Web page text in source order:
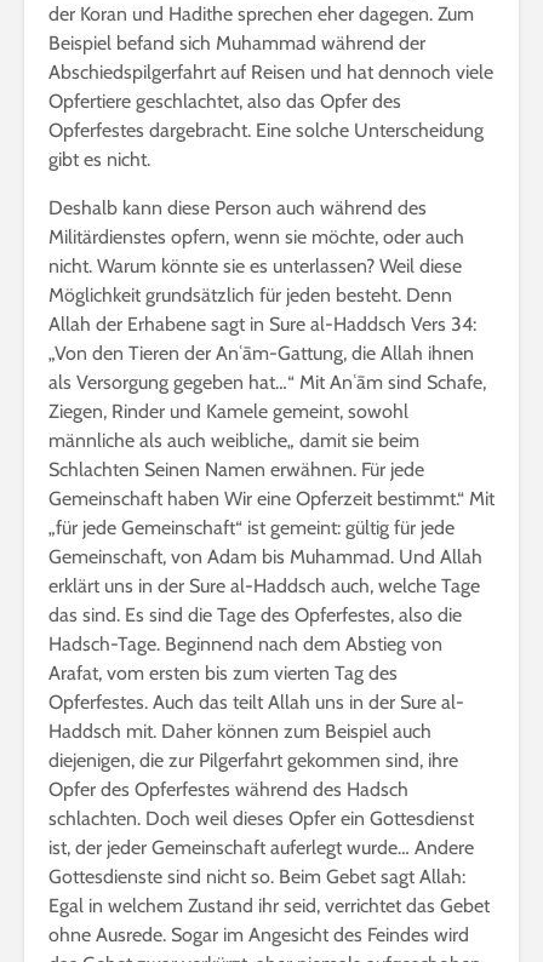
der Koran und Hadithe sprechen eher dagegen. Zum
Beispiel befand sich Muhammad während der
Abschiedspilgerfahrt auf Reisen und hat dennoch viele
Opfertiere geschlachtet, also das Opfer des
Opferfestes dargebracht. Eine solche Unterscheidung
gibt es nicht.
Deshalb kann diese Person auch während des
Militärdienstes opfern, wenn sie möchte, oder auch
nicht. Warum könnte sie es unterlassen? Weil diese
Möglichkeit grundsätzlich für jeden besteht. Denn
Allah der Erhabene sagt in Sure al-Haddsch Vers 34:
„Von den Tieren der Anʿām-Gattung, die Allah ihnen
als Versorgung gegeben hat…“ Mit Anʿām sind Schafe,
Ziegen, Rinder und Kamele gemeint, sowohl
männliche als auch weibliche„ damit sie beim
Schlachten Seinen Namen erwähnen. Für jede
Gemeinschaft haben Wir eine Opferzeit bestimmt.“ Mit
„für jede Gemeinschaft“ ist gemeint: gültig für jede
Gemeinschaft, von Adam bis Muhammad. Und Allah
erklärt uns in der Sure al-Haddsch auch, welche Tage
das sind. Es sind die Tage des Opferfestes, also die
Hadsch-Tage. Beginnend nach dem Abstieg von
Arafat, vom ersten bis zum vierten Tag des
Opferfestes. Auch das teilt Allah uns in der Sure al-
Haddsch mit. Daher können zum Beispiel auch
diejenigen, die zur Pilgerfahrt gekommen sind, ihre
Opfer des Opferfestes während des Hadsch
schlachten. Doch weil dieses Opfer ein Gottesdienst
ist, der jeder Gemeinschaft auferlegt wurde… Andere
Gottesdienste sind nicht so. Beim Gebet sagt Allah:
Egal in welchem Zustand ihr seid, verrichtet das Gebet
ohne Ausrede. Sogar im Angesicht des Feindes wird